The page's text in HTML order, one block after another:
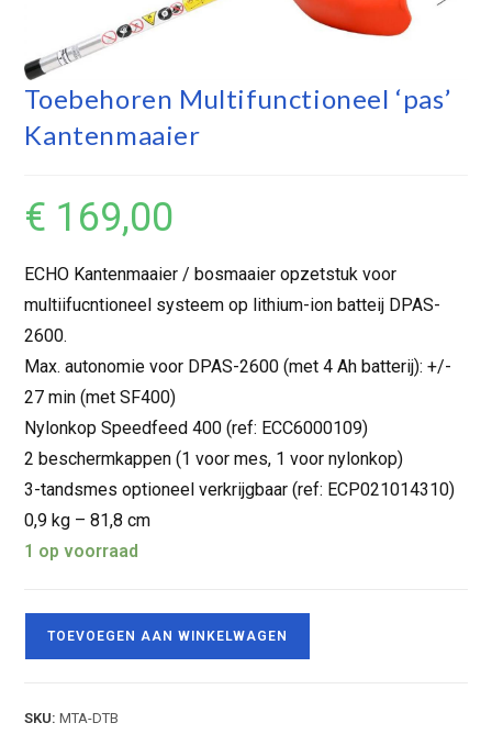
Toebehoren Multifunctioneel ‘pas’
Kantenmaaier
€ 169,00
ECHO Kantenmaaier / bosmaaier opzetstuk voor
multiifucntioneel systeem op lithium-ion batteij DPAS-
2600.
Max. autonomie voor DPAS-2600 (met 4 Ah batterij): +/-
27 min (met SF400)
Nylonkop Speedfeed 400 (ref: ECC6000109)
2 beschermkappen (1 voor mes, 1 voor nylonkop)
3-tandsmes optioneel verkrijgbaar (ref: ECP021014310)
0,9 kg – 81,8 cm
1 op voorraad
TOEVOEGEN AAN WINKELWAGEN
SKU:MTA-DTB